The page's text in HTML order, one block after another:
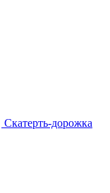
Скатерть-дорожка